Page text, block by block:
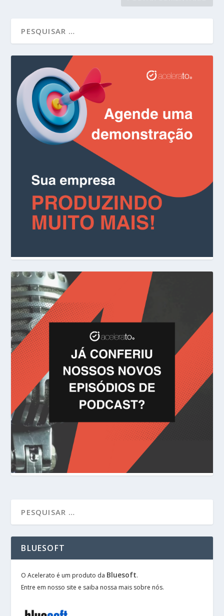
BLUESOFT
O Acelerato é um produto da Bluesoft.
Entre em nosso site e saiba nossa mais sobre nós.